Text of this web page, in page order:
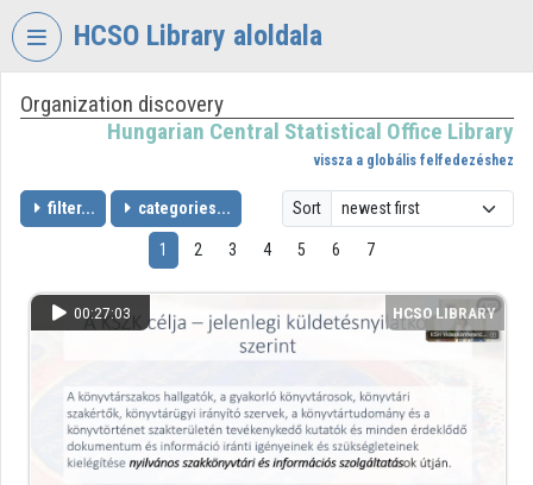
Skip header
HCSO Library aloldala
VIDEOTORIUM
CENTRAL
STATISTICAL
Organization home
Organization discovery
Organization discovery
Hungarian Central Statistical Office Library
vissza a globális felfedezéshez
filter... categories... Sort
1 2 3 4 5 6 7
00:27:03 HCSO LIBRARY